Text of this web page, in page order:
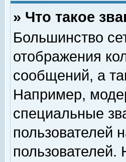
» Что такое
Большинство
отображения
сообщений, а
Например,
специальные
пользователей